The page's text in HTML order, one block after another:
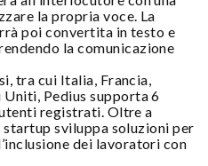
la propria voce. La
poi convertita in testo e
la comunicazione
tra cui Italia, Francia,
Uniti, Pedius supporta 6
registrati. Oltre a
sviluppa soluzioni per
dei lavoratori con